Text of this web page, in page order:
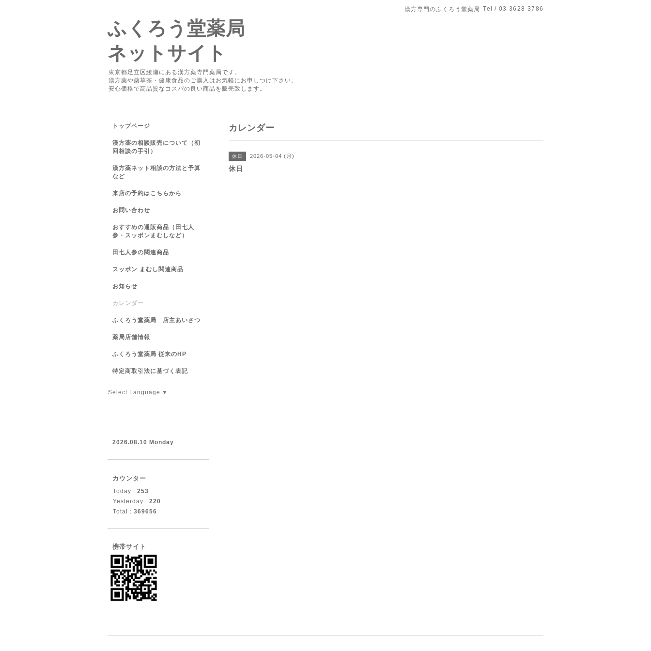
漢方専門のふくろう堂薬局 Tel / 03-3628-3786
ふくろう堂薬局
ネットサイト
東京都足立区綾瀬にある漢方薬専門薬局です。
漢方薬や薬草茶・健康食品のご購入はお気軽にお申しつけ下さい。
安心価格で高品質なコスパの良い商品を販売致します。
カレンダー
休日 2026-05-04 (月)
休日
トップページ
漢方薬の相談販売について（初
回相談の手引）
漢方薬ネット相談の方法と予算
など
来店の予約はこちらから
お問い合わせ
おすすめの通販商品（田七人
参・スッポンまむしなど）
田七人参の関連商品
スッポン まむし関連商品
お知らせ
カレンダー
ふくろう堂薬局 店主あいさつ
薬局店舗情報
ふくろう堂薬局 従来のHP
特定商取引法に基づく表記
Select Language ▼
2026.08.10 Monday
カウンター
Today : 253
Yesterday : 220
Total : 369656
携帯サイト